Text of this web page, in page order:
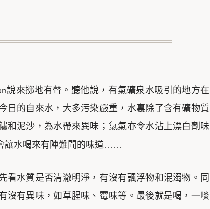
說來擲地有聲。聽他說，有氣礦泉水吸引的地方在
日的自來水，大多污染嚴重，水裏除了含有礦物質
和泥沙，為水帶來異味；氯氣亦令水沾上漂白劑味
讓水喝來有陣難聞的味道……
看水質是否清澈明淨，有沒有飄浮物和混濁物。同
沒有異味，如草腥味、霉味等。最後就是喝，一啖